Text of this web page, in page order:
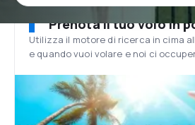
Prenota il tuo volo in
Utilizza il motore di ricerca in cima
e quando vuoi volare e noi ci